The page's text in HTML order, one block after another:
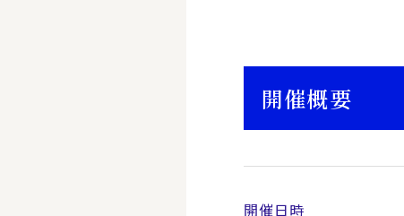
開催概要
開催日時